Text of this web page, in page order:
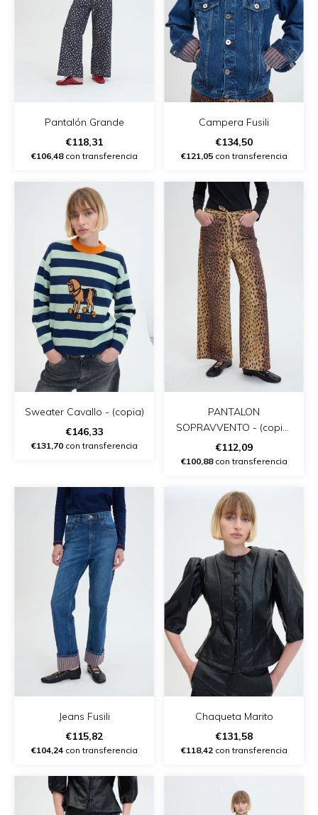
Pantalón Grande
€118,31
€106,48con transferencia
Campera Fusili
€134,50
€121,05con transferencia
Sweater Cavallo - (copia)
€146,33
€131,70con transferencia
PANTALON
SOPRAVVENTO - (copia)
- (copia)
€112,09
€100,88con transferencia
Jeans Fusili
€115,82
€104,24con transferencia
Chaqueta Marito
€131,58
€118,42con transferencia